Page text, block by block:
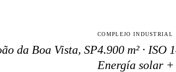
da Boa Vista, SP
COMPLEJO INDUSTRIAL
4.900 m² · ISO
Energía solar